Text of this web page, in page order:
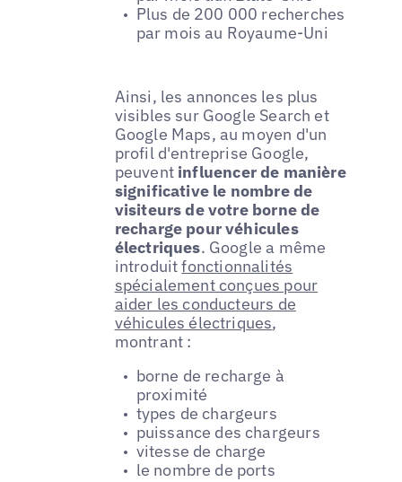
Plus de 200 000 recherches
par mois au Royaume-Uni
Ainsi, les annonces les plus
visibles sur Google Search et
Google Maps, au moyen d'un
profil d'entreprise Google,
peuvent influencer de manière
significative le nombre de
visiteurs de votre borne de
recharge pour véhicules
électriques. Google a même
introduitfonctionnalités
spécialement conçues pour
aider les conducteurs de
véhicules électriques,
montrant :
borne de recharge à
proximité
types de chargeurs
puissance des chargeurs
vitesse de charge
le nombre de ports